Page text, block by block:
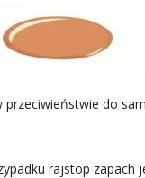
do
rajstop zapach